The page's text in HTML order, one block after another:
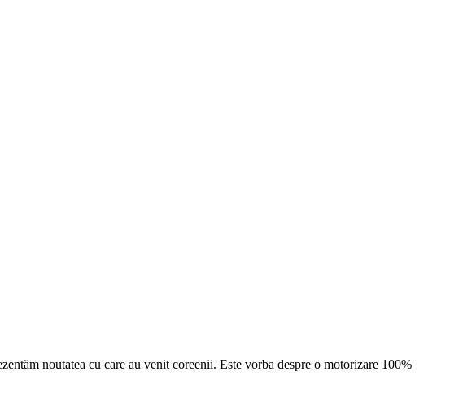
noutatea cu care au venit coreenii. Este vorba despre o motorizare 100%